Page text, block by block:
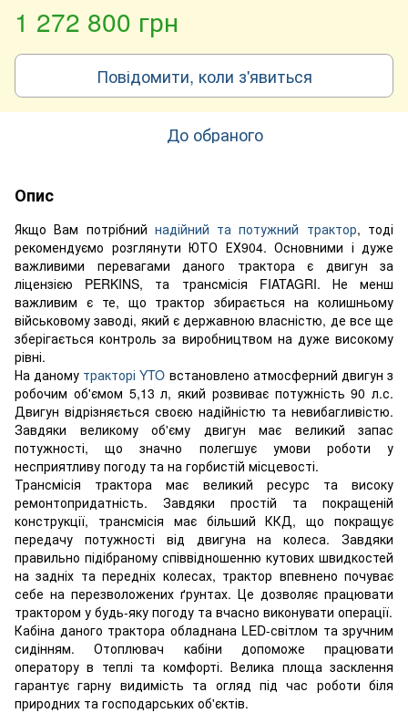
1 272 800 грн
Повідомити, коли з'явиться
До обраного
Опис
Якщо Вам потрібний надійний та потужний трактор, тоді
рекомендуємо розглянути ЮТО ЕХ904. Основними і дуже
важливими перевагами даного трактора є двигун за
ліцензією PERKINS, та трансмісія FIATAGRI. Не менш
важливим є те, що трактор збирається на колишньому
військовому заводі, який є державною власністю, де все ще
зберігається контроль за виробництвом на дуже високому
рівні.
На даному тракторі YTO встановлено атмосферний двигун з
робочим об'ємом 5,13 л, який розвиває потужність 90 л.с.
Двигун відрізняється своєю надійністю та невибагливістю.
Завдяки великому об'єму двигун має великий запас
потужності, що значно полегшує умови роботи у
несприятливу погоду та на горбистій місцевості.
Трансмісія трактора має великий ресурс та високу
ремонтопридатність. Завдяки простій та покращеній
конструкції, трансмісія має більший ККД, що покращує
передачу потужності від двигуна на колеса. Завдяки
правильно підібраному співвідношенню кутових швидкостей
на задніх та передніх колесах, трактор впевнено почуває
себе на перезволожених ґрунтах. Це дозволяє працювати
трактором у будь-яку погоду та вчасно виконувати операції.
Кабіна даного трактора обладнана LED-світлом та зручним
сидінням. Отоплювач кабіни допоможе працювати
оператору в теплі та комфорті. Велика площа засклення
гарантує гарну видимість та огляд під час роботи біля
природних та господарських об'єктів.